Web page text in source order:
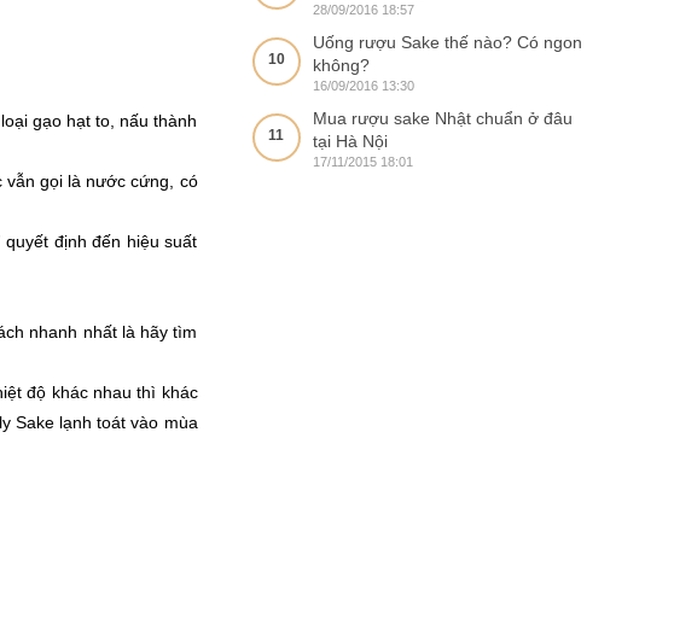
gạo hạt to, nấu thành
gọi là nước cứng, có
định đến hiệu suất
nhanh nhất là hãy tìm
độ khác nhau thì khác
Sake lạnh toát vào mùa
28/09/2016 18:57
10
Uống rượu Sake thế nào? Có ngon
không?
16/09/2016 13:30
11
Mua rượu sake Nhật chuẩn ở đâu
tại Hà Nội
17/11/2015 18:01